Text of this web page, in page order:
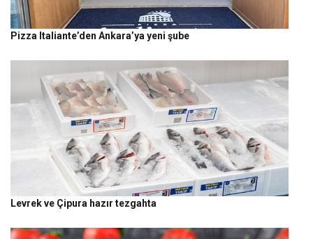
Pizza Italiante’den Ankara’ya yeni şube
Levrek ve Çipura hazır tezgahta